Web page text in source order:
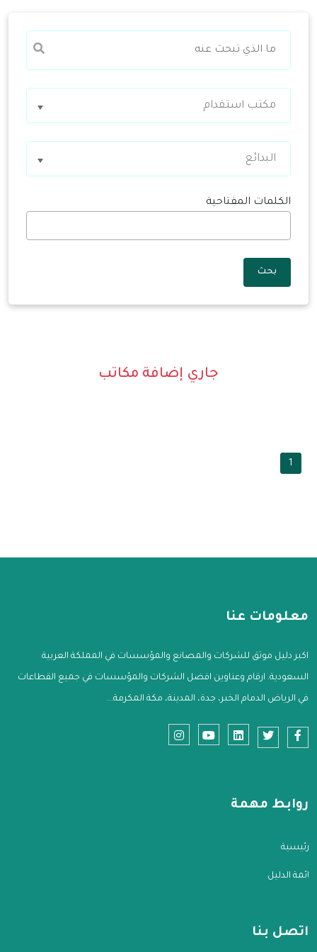
مكتب استقدام
البدائع
الكلمات المفتاحية
بحث
جاري إضافة مكاتب
1
معلومات عنا
اكبر دليل موثق للشركات والمصانع والمؤسسات في المملكة العربية
السعودية. ارقام وعناوين افضل الشركات والمؤسسات في جميع القطاعات
في الرياض الدمام الخبر، جدة، المدينة، مكة المكرمة...
روابط مهمة
الرئيسية
قائمة الدليل
اتصل بنا